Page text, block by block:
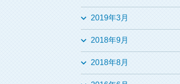
2019年3月
2018年9月
2018年8月